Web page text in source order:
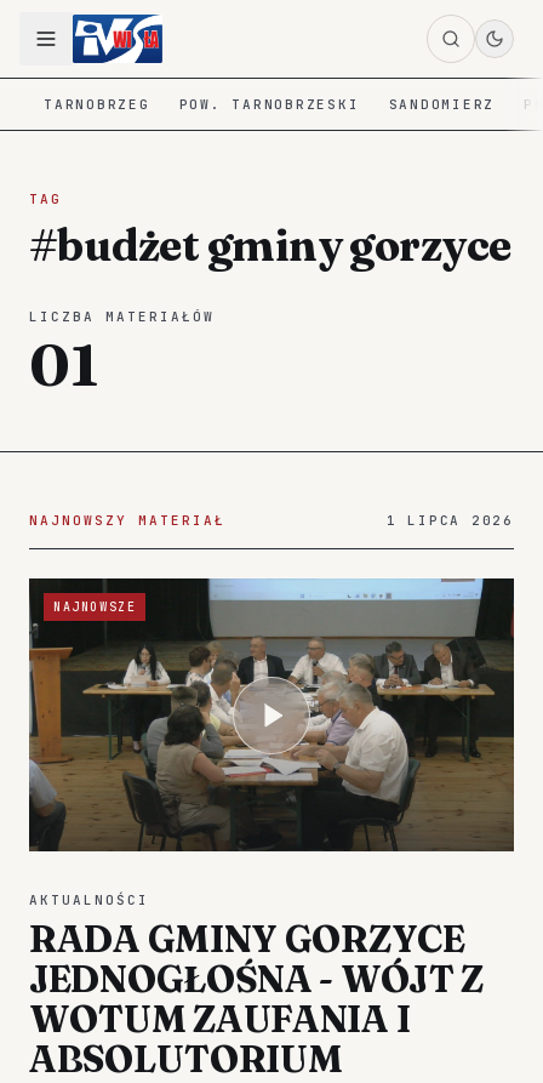
TARNOBRZEG POW. TARNOBRZESKI SANDOMIERZ
TAG
#budżet gminy gorzyce
LICZBA MATERIAŁÓW
01
NAJNOWSZY MATERIAŁ 1 LIPCA 2026
NAJNOWSZE
AKTUALNOŚCI
RADA GMINY GORZYCE
JEDNOGŁOŚNA - WÓJT Z
WOTUM ZAUFANIA I
ABSOLUTORIUM